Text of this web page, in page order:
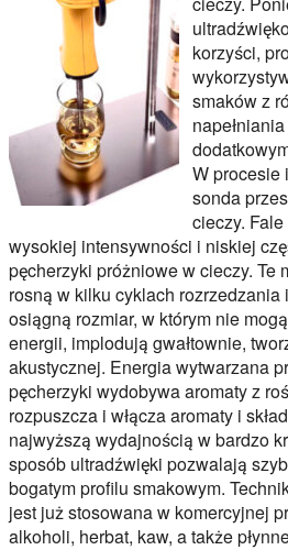
korzyści,
smaków z
W procesie
sonda
cieczy.
wysokiej intensywności i niskiej
pęcherzyki próżniowe w cieczy. Te
rosną w kilku cyklach rozrzedzania
osiągną rozmiar, w którym nie
energii, implodują gwałtownie,
akustycznej. Energia wytwarzana
pęcherzyki wydobywa aromaty z
rozpuszcza i włącza aromaty i
najwyższą wydajnością w bardzo
sposób ultradźwięki pozwalają
bogatym profilu smakowym.
jest już stosowana w komercyjnej
alkoholi, herbat, kaw, a także